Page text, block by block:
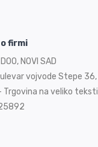
firmi
NOVI SAD
vojvode Stepe 36,
Trgovina na veliko